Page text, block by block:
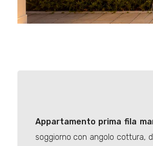
Appartamento prima fila
soggiorno con angolo cottura,